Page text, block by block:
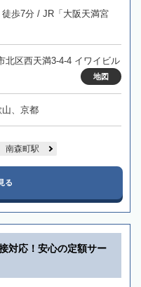
歩7分 / JR「大阪天満宮
北区西天満3-4-4 イワイビル
地図
、京都
南森町駅
る
対応！安心の定額サー